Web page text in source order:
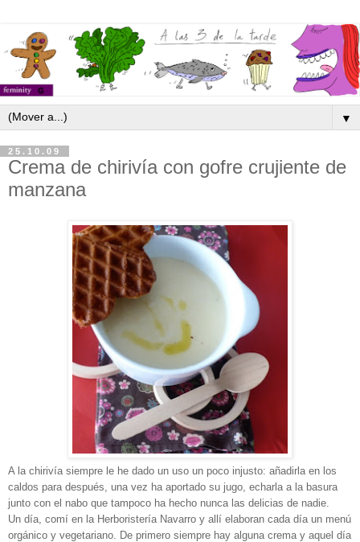
▼
25.10.09
Crema de chirivía con gofre crujiente de
manzana
A la chirivía siempre le he dado un uso un poco injusto: añadirla en los
caldos para después, una vez ha aportado su jugo, echarla a la basura
junto con el nabo que tampoco ha hecho nunca las delicias de nadie.
Un día, comí en la Herboristería Navarro y allí elaboran cada día un menú
orgánico y vegetariano. De primero siempre hay alguna crema y aquel día